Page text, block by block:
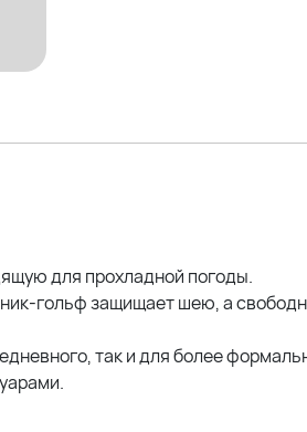
для прохладной погоды.
гольф защищает шею, а
так и для более